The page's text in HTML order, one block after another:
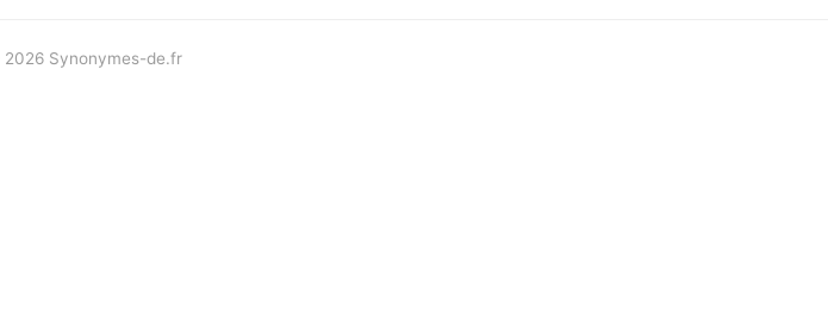
2026 Synonymes-de.fr